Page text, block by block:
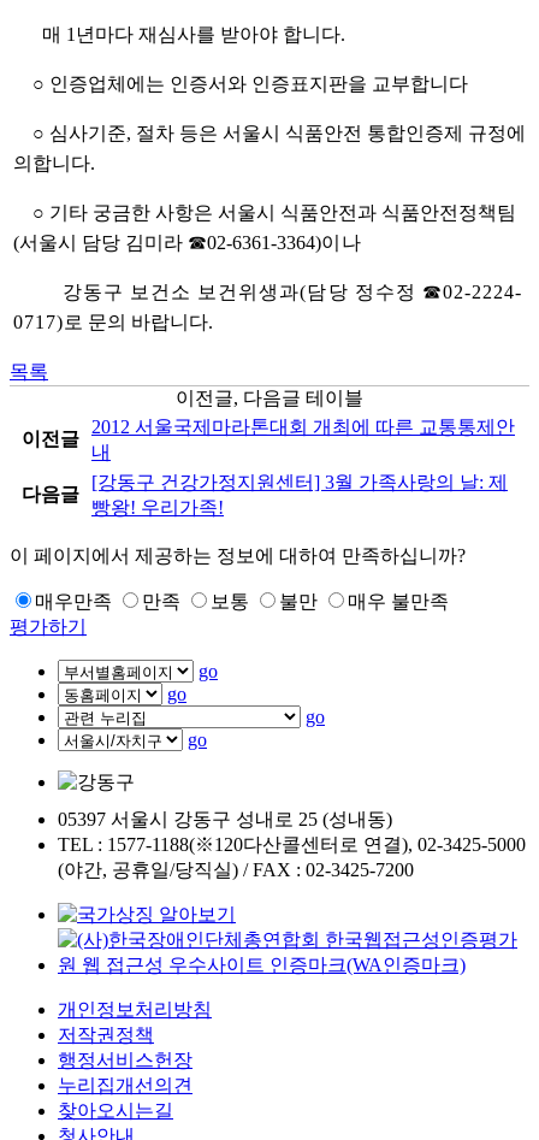
매 1년마다 재심사를 받아야 합니다.
○ 인증업체에는 인증서와 인증표지판을 교부합니다
○ 심사기준, 절차 등은 서울시 식품안전 통합인증제 규정에
의합니다.
○ 기타 궁금한 사항은 서울시 식품안전과 식품안전정책팀
(서울시 담당 김미라 ☎02-6361-3364)이나
강동구 보건소 보건위생과(담당 정수정 ☎02-2224-
0717)로 문의 바랍니다.
목록
이전글, 다음글 테이블
이전글
2012 서울국제마라톤대회 개최에 따른 교통통제안
내
다음글
[강동구 건강가정지원센터] 3월 가족사랑의 날: 제
빵왕! 우리가족!
이 페이지에서 제공하는 정보에 대하여 만족하십니까?
매우만족 만족 보통 불만
매우 불만족
평가하기
go
go
go
go
05397 서울시 강동구 성내로 25 (성내동)
TEL : 1577-1188(※120다산콜센터로 연결), 02-3425-5000
(야간, 공휴일/당직실) / FAX : 02-3425-7200
개인정보처리방침
저작권정책
행정서비스헌장
누리집개선의견
찾아오시는길
청사안내